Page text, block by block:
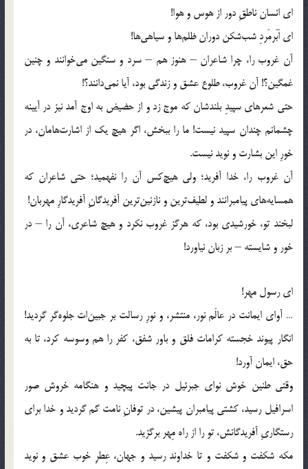
ای انسان ناطقِ دور از هوس و هوا!
ای اَبَرمَردِ شب‌شکن دوران ظلم‌ها و سیاهی‌ها!
آن غروب را، چرا شاعران – هنوز هم – سرد و سنگین می‌خوانند و چنین
غمگین؟! آن غروب، طلوع عشق و زندگی بود، آیا نمی‌دانند؟!
حتی شعرهای سپیدِ بلندشان که موج زد و از حضیض به اوج آمد نیز در آیینه
چشمانم چندان سپید نیست! ما را ببخش، اگر هیچ یک از اشارت‌هامان، در
خورِ این بشارت و نوید نیست.
آن غروب را، خدا آفرید؛ ولی هیچ‌کس آن را نفهمید؛ حتی شاعران که
همسایه‌های پیامبرانند و لطیف‌ترین و نازنین‌ترین آفریدگانِ آفریدگارِ مهربان!
لبخند تو، خورشیدی بود، که هرگز غروب نکرد و هیچ شاعری، آن را – در
خور و شایسته – بر زبان نیاورد!
ای رسول مهر!
… آوای ایمانت در عالَم نور، منتشر، و نورِ رسالت بر جبین‌ات جلوه‌گر گردید!
انگار پیوند خجسته کرامات فلق و باور شفق، کفر را هم وسوسه کرد، تا به
حق، ایمان آورد!
وقتی طنین خوش نوای جبرئیل در جانت پیچید و هنگامه خروش صور
اسرافیل رسید، کشتی پیامبران پیشین، در توفانِ نامت گم گردید و خدا برای
رستگاریِ آفریدگانش، تو را از راه مِهر برگزید.
مکه شکفت و شکفت و تا خداوند رسید و جهان، عِطرِ خوب عشق و نوید